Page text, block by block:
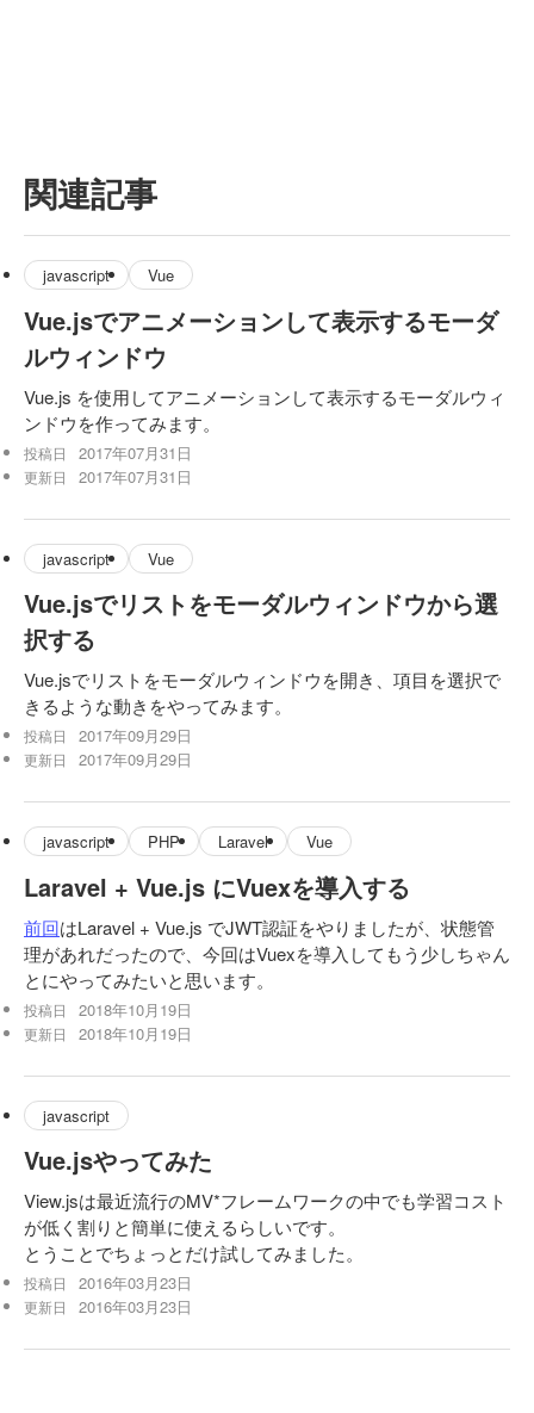
関連記事
javascript Vue
Vue.jsでアニメーションして表示するモーダ
ルウィンドウ
Vue.js を使用してアニメーションして表示するモーダルウィ
ンドウを作ってみます。
投稿日 2017年07月31日
更新日 2017年07月31日
javascript Vue
Vue.jsでリストをモーダルウィンドウから選
択する
Vue.jsでリストをモーダルウィンドウを開き、項目を選択で
きるような動きをやってみます。
投稿日 2017年09月29日
更新日 2017年09月29日
javascript PHP Laravel Vue
Laravel + Vue.js にVuexを導入する
前回はLaravel + Vue.js でJWT認証をやりましたが、状態管
理があれだったので、今回はVuexを導入してもう少しちゃん
とにやってみたいと思います。
投稿日 2018年10月19日
更新日 2018年10月19日
javascript
Vue.jsやってみた
View.jsは最近流行のMV*フレームワークの中でも学習コスト
が低く割りと簡単に使えるらしいです。
とうことでちょっとだけ試してみました。
投稿日 2016年03月23日
更新日 2016年03月23日